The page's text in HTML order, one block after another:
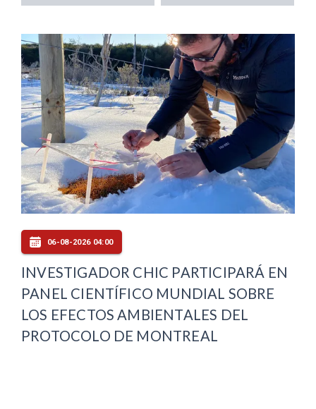
06-08-2026 04:00
INVESTIGADOR CHIC PARTICIPARÁ EN
PANEL CIENTÍFICO MUNDIAL SOBRE
LOS EFECTOS AMBIENTALES DEL
PROTOCOLO DE MONTREAL